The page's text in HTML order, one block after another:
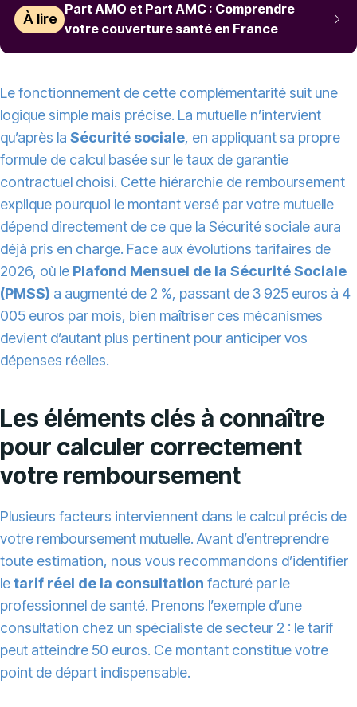
À lire
Part AMO et Part AMC : Comprendre
votre couverture santé en France
Le fonctionnement de cette complémentarité suit une
logique simple mais précise. La mutuelle n’intervient
qu’après la Sécurité sociale, en appliquant sa propre
formule de calcul basée sur le taux de garantie
contractuel choisi. Cette hiérarchie de remboursement
explique pourquoi le montant versé par votre mutuelle
dépend directement de ce que la Sécurité sociale aura
déjà pris en charge. Face aux évolutions tarifaires de
2026, où le Plafond Mensuel de la Sécurité Sociale
(PMSS) a augmenté de 2 %, passant de 3 925 euros à 4
005 euros par mois, bien maîtriser ces mécanismes
devient d’autant plus pertinent pour anticiper vos
dépenses réelles.
Les éléments clés à connaître
pour calculer correctement
votre remboursement
Plusieurs facteurs interviennent dans le calcul précis de
votre remboursement mutuelle. Avant d’entreprendre
toute estimation, nous vous recommandons d’identifier
letarif réel de la consultation facturé par le
professionnel de santé. Prenons l’exemple d’une
consultation chez un spécialiste de secteur 2 : le tarif
peut atteindre 50 euros. Ce montant constitue votre
point de départ indispensable.